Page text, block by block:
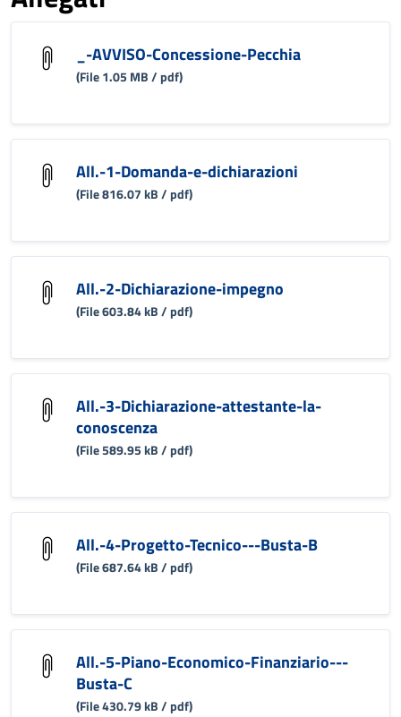
_-AVVISO-Concessione-Pecchia
(File 1.05 MB / pdf)
All.-1-Domanda-e-dichiarazioni
(File 816.07 kB / pdf)
All.-2-Dichiarazione-impegno
(File 603.84 kB / pdf)
All.-3-Dichiarazione-attestante-la-
conoscenza
(File 589.95 kB / pdf)
All.-4-Progetto-Tecnico---Busta-B
(File 687.64 kB / pdf)
All.-5-Piano-Economico-Finanziario---
Busta-C
(File 430.79 kB / pdf)